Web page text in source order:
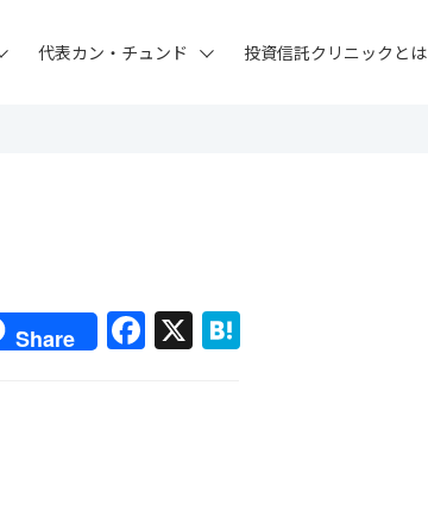
代表カン・チュンド 投資信託クリニックとは
Share F X